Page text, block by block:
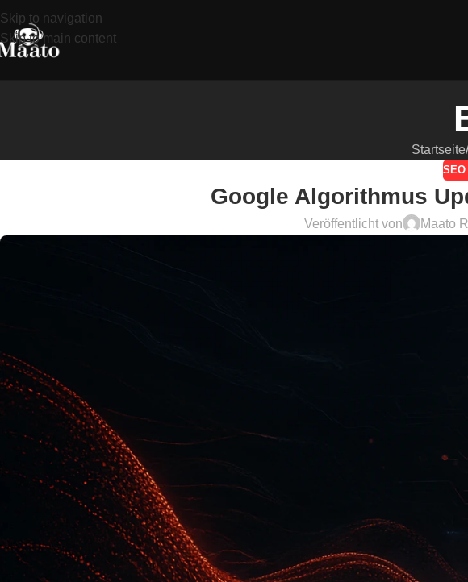
Skip to navigation
Skip to main content
Startseite/
SEO
Google Algorithmus
Veröffentlicht von Maato